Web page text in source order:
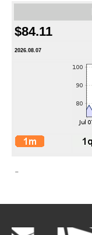
$84.11
2026.08.07
-